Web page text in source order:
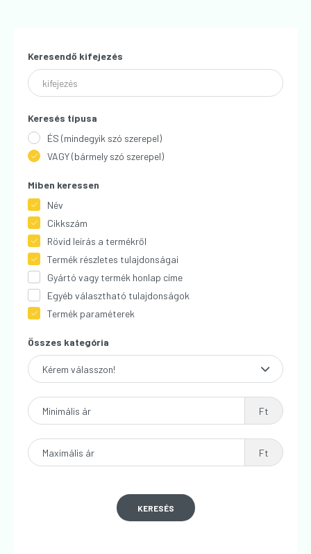
Keresendő kifejezés
Keresés típusa
ÉS (mindegyik szó szerepel)
VAGY (bármely szó szerepel)
Miben keressen
Név
Cikkszám
Rövid leírás a termékről
Termék részletes tulajdonságai
Gyártó vagy termék honlap címe
Egyéb választható tulajdonságok
Termék paraméterek
Összes kategória
Minimális ár Ft
Maximális ár Ft
KERESÉS